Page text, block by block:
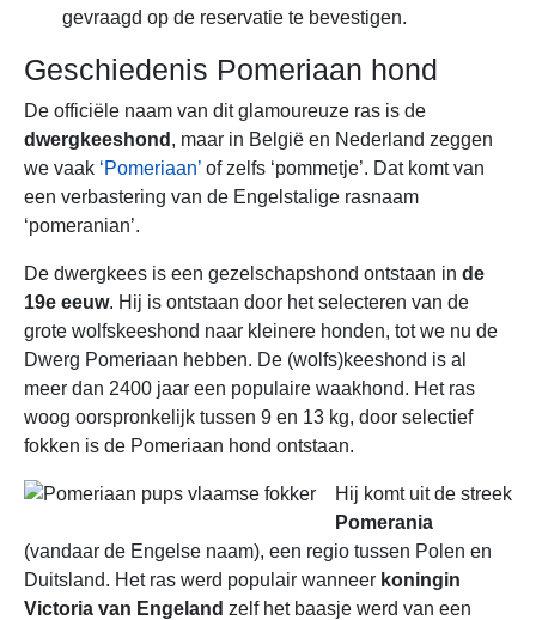
gevraagd op de reservatie te bevestigen.
Geschiedenis Pomeriaan hond
De officiële naam van dit glamoureuze ras is de
dwergkeeshond , maar in België en Nederland zeggen
we vaak ‘Pomeriaan’ of zelfs ‘pommetje’. Dat komt van
een verbastering van de Engelstalige rasnaam
‘pomeranian’.
De dwergkees is een gezelschapshond ontstaan in de
19e eeuw. Hij is ontstaan door het selecteren van de
grote wolfskeeshond naar kleinere honden, tot we nu de
Dwerg Pomeriaan hebben. De (wolfs)keeshond is al
meer dan 2400 jaar een populaire waakhond. Het ras
woog oorspronkelijk tussen 9 en 13 kg, door selectief
fokken is de Pomeriaan hond ontstaan.
Hij komt uit de streek
Pomerania
(vandaar de Engelse naam), een regio tussen Polen en
Duitsland. Het ras werd populair wanneer koningin
Victoria van Engeland zelf het baasje werd van een